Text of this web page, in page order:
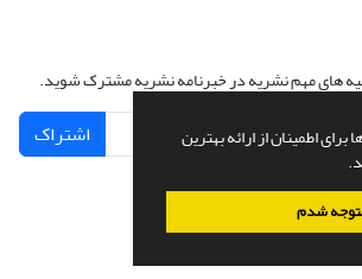
اطمینان از ارائه بهترین
شدم
های مهم نشریه در خبرنامه نشریه مشترک شوید.
اشتراک
علمی.طراحی و پیاده سازی ازسیناوب